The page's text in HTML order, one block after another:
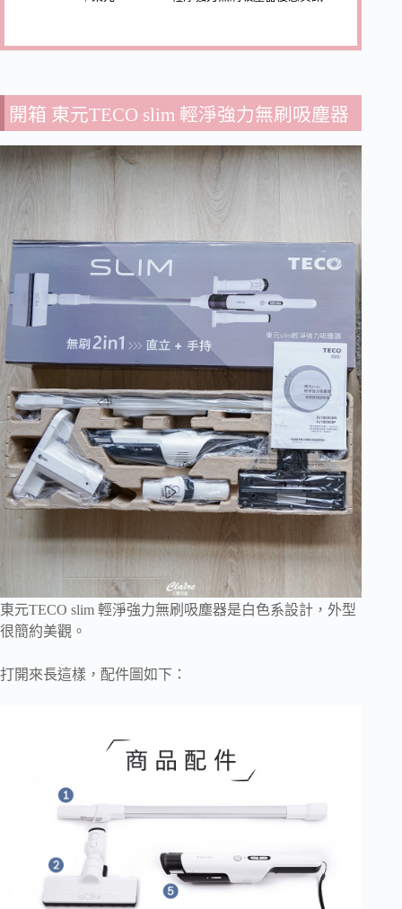
開箱 東元TECO slim 輕淨強力無刷吸塵器
東元TECO slim 輕淨強力無刷吸塵器是白色系設計，外型
很簡約美觀。
打開來長這樣，配件圖如下：